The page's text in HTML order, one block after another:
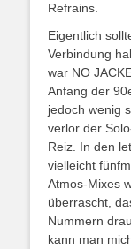
Refrains.
Eigentlich
Verbindung
war NO
Anfang der
jedoch wenig
verlor der
Reiz. In den
vielleicht
Atmos-Mixes
überrascht,
Nummern
kann man